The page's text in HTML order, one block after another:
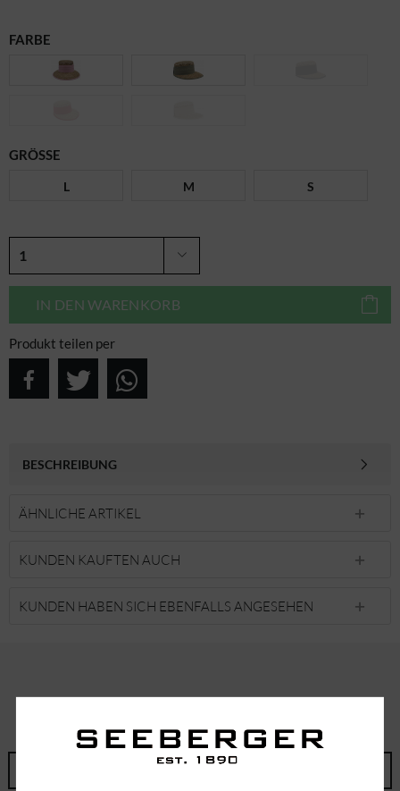
FARBE
GRÖSSE
L M S
IN DEN WARENKORB
Produkt teilen per
BESCHREIBUNG
ÄHNLICHE ARTIKEL
KUNDEN KAUFTEN AUCH
KUNDEN HABEN SICH EBENFALLS ANGESEHEN